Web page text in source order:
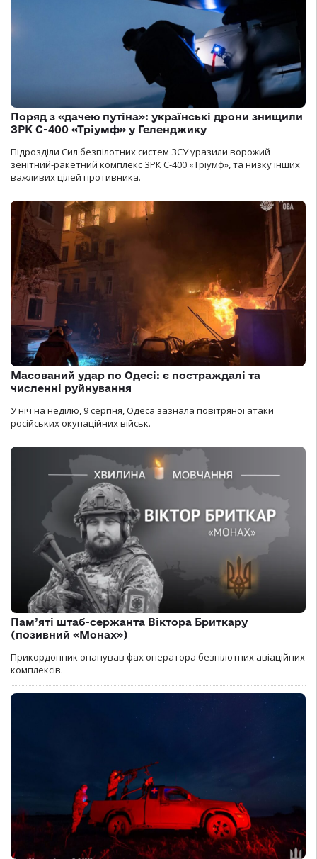
Поряд з «дачею путіна»: українські дрони знищили
ЗРК С-400 «Тріумф» у Геленджику
Підрозділи Сил безпілотних систем ЗСУ уразили ворожий
зенітний-ракетний комплекс ЗРК С-400 «Тріумф», та низку інших
важливих цілей противника.
Масований удар по Одесі: є постраждалі та
численні руйнування
У ніч на неділю, 9 серпня, Одеса зазнала повітряної атаки
російських окупаційних військ.
Пам’яті штаб-сержанта Віктора Бриткару
(позивний «Монах»)
Прикордонник опанував фах оператора безпілотних авіаційних
комплексів.